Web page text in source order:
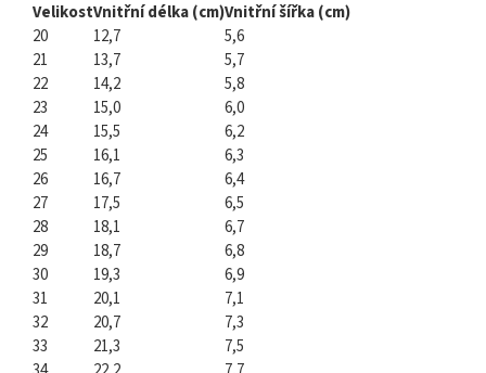
VelikostVnitřní délka (cm)Vnitřní šířka (cm)
20
12,7
5,6
21
13,7
5,7
22
14,2
5,8
23
15,0
6,0
24
15,5
6,2
25
16,1
6,3
26
16,7
6,4
27
17,5
6,5
28
18,1
6,7
29
18,7
6,8
30
19,3
6,9
31
20,1
7,1
32
20,7
7,3
33
21,3
7,5